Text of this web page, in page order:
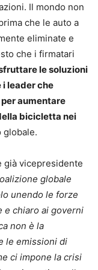
Il mondo non
che le auto a
eliminate e
che i firmatari
le soluzioni
leader che
aumentare
bicicletta nei
globale.
già vicepresidente
globale
unendo le forze
e chiaro ai governi
non è la
le emissioni di
ci impone la crisi